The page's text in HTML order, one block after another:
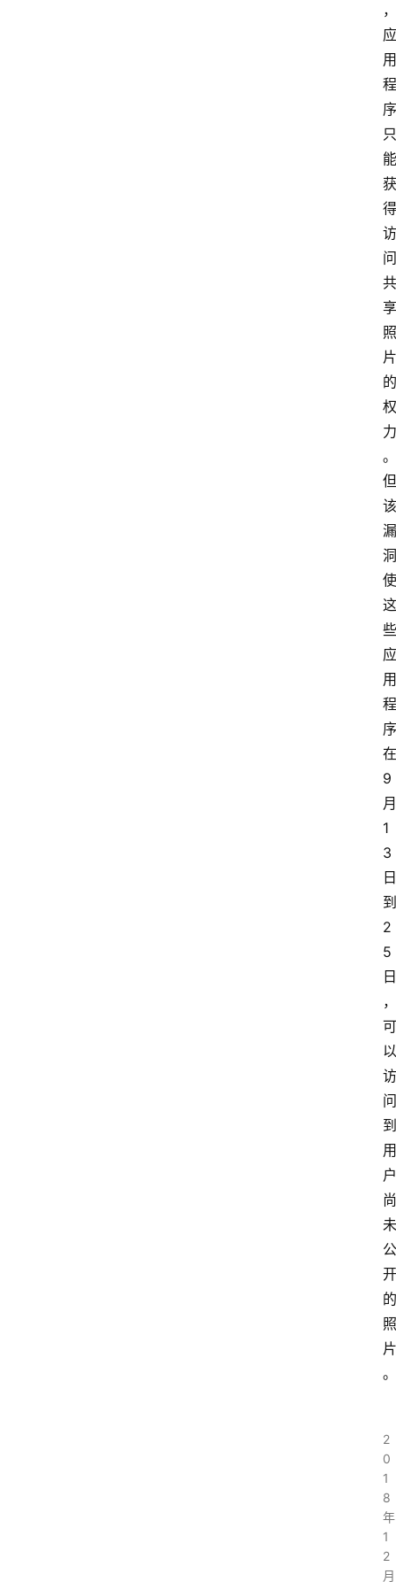
，
应
用
程
序
只
能
获
得
访
问
共
享
照
片
的
权
力
。
但
该
漏
洞
使
这
些
应
用
程
序
在
9
月
1
3
日
到
2
5
日
，
可
以
访
问
到
用
户
尚
未
公
开
的
照
片
。
2
0
1
8
年
1
2
月